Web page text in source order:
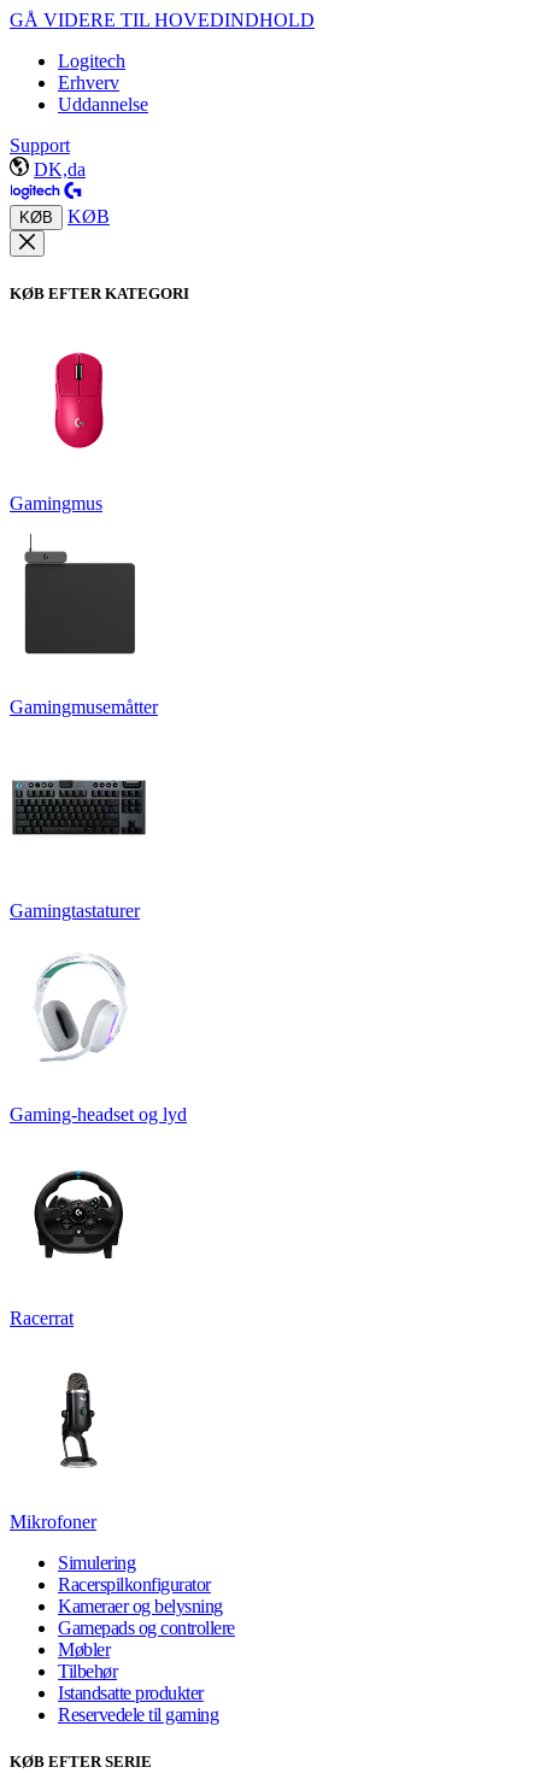
GÅ VIDERE TIL HOVEDINDHOLD
Logitech
Erhverv
Uddannelse
Support
DK,da
KØB KØB
KØB EFTER KATEGORI
Gamingmus
Gamingmusemåtter
Gamingtastaturer
Gaming-headset og lyd
Racerrat
Mikrofoner
Simulering
Racerspilkonfigurator
Kameraer og belysning
Gamepads og controllere
Møbler
Tilbehør
Istandsatte produkter
Reservedele til gaming
KØB EFTER SERIE